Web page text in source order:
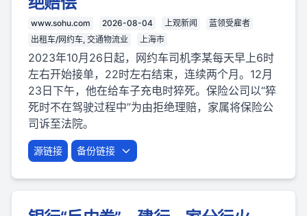
www.sohu.com 2026-08-04 上观新闻
蓝领受雇者
出租车/网约车, 交通物流业
上海市
2023年10月26日起，网约车司机李某每天早上6时
左右开始接单，22时左右结束，连续两个月。12月
23日下午，他在给车子充电时猝死。保险公司以“猝
死时不在驾驶过程中”为由拒绝理赔，家属将保险公
司诉至法院。
源链接 备份链接